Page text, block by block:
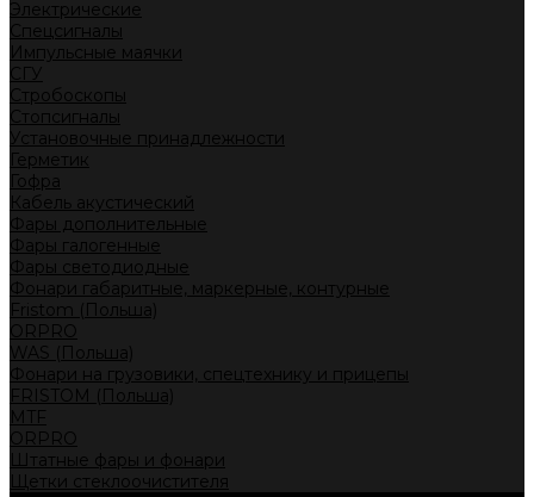
Электрические
Спецсигналы
Импульсные маячки
СГУ
Стробоскопы
Стопсигналы
Установочные принадлежности
Герметик
Гофра
Кабель акустический
Фары дополнительные
Фары галогенные
Фары светодиодные
Фонари габаритные, маркерные, контурные
Fristom (Польша)
ORPRO
WAS (Польша)
Фонари на грузовики, спецтехнику и прицепы
FRISTOM (Польша)
MTF
ORPRO
Штатные фары и фонари
Щетки стеклоочистителя